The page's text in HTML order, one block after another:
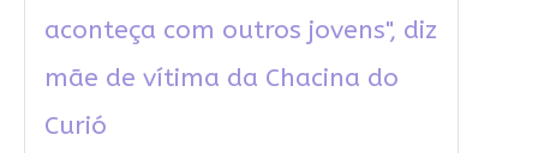
aconteça com outros jovens", diz
mãe de vítima da Chacina do
Curió